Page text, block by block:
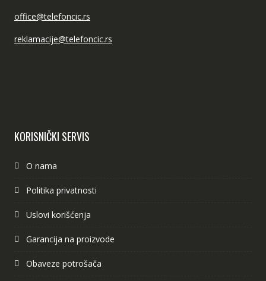
office@telefoncic.rs
reklamacije@telefoncic.rs
KORISNIČKI SERVIS
O nama
Politika privatnosti
Uslovi korišćenja
Garancija na proizvode
Obaveze potrošača